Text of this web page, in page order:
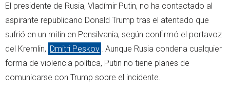
El presidente de Rusia, Vladímir Putin, no ha contactado al
aspirante republicano Donald Trump tras el atentado que
sufrió en un mitin en Pensilvania, según confirmó el portavoz
del Kremlin, Dmitri Peskov . Aunque Rusia condena cualquier
forma de violencia política, Putin no tiene planes de
comunicarse con Trump sobre el incidente.